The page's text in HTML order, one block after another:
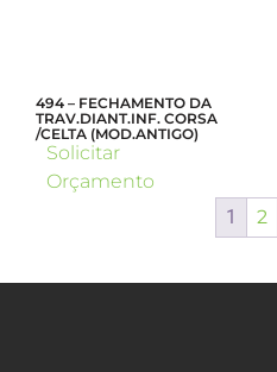
494 – FECHAMENTO DA
TRAV.DIANT.INF. CORSA
/CELTA (MOD.ANTIGO)
Solicitar
Orçamento
1
2